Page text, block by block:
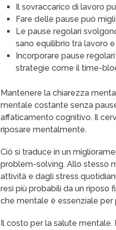
Il sovraccarico di lavoro
Fare delle pause può
Le pause regolari
sano equilibrio tra lavoro
Incorporare pause
strategie come il time-
Mantenere la chiarezza
mentale costante senza
affaticamento cognitivo. Il
riposare mentalmente.
Ciò si traduce in un
problem-solving. Allo stesso
attività e dagli stress
resi più probabili da un riposo
che mentale è essenziale per
Il costo per la salute